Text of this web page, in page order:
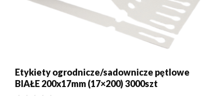
Etykiety ogrodnicze/sadownicze pętlowe
BIAŁE 200x17mm (17×200) 3000szt